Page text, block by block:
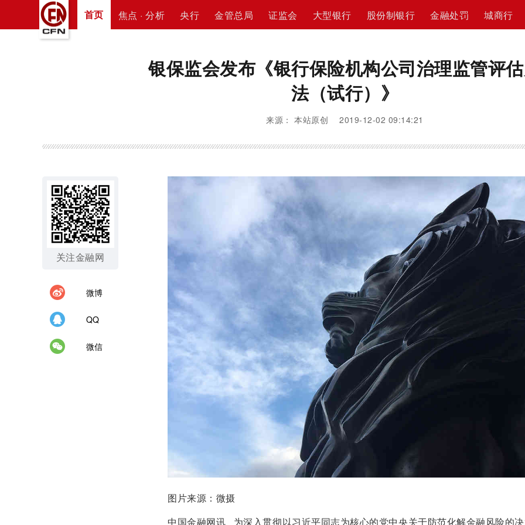
首页 焦点 · 分析 央行 金管总局 证监会 大型银行 股份制银行 金融处罚 城商行
银保监会发布《银行保险机构公司治理监管评
法（试行）》
来源： 本站原创 2019-12-02 09:14:21
关注金融网
微博
QQ
微信
图片来源：微摄
中国金融网讯 为深入贯彻以习近平同志为核心的党中央关于防范化解金融风险的